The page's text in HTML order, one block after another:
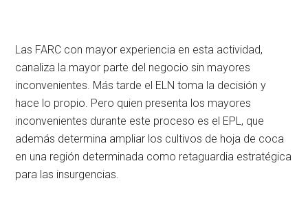
Las FARC con mayor experiencia en esta actividad,
canaliza la mayor parte del negocio sin mayores
inconvenientes. Más tarde el ELN toma la decisión y
hace lo propio. Pero quien presenta los mayores
inconvenientes durante este proceso es el EPL, que
además determina ampliar los cultivos de hoja de coca
en una región determinada como retaguardia estratégica
para las insurgencias.